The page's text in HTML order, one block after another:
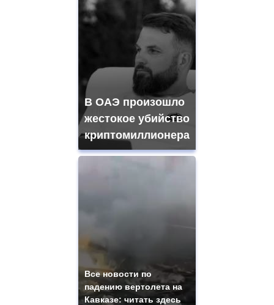
В ОАЭ произошло
жестокое убийство
криптомиллионера
Все новости по
падению вертолета на
Кавказе: читать здесь